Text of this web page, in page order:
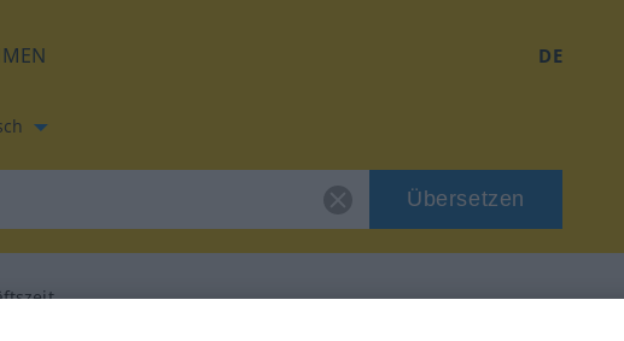
DE
Übersetzen